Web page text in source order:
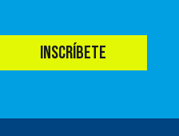
INSCRÍBETE